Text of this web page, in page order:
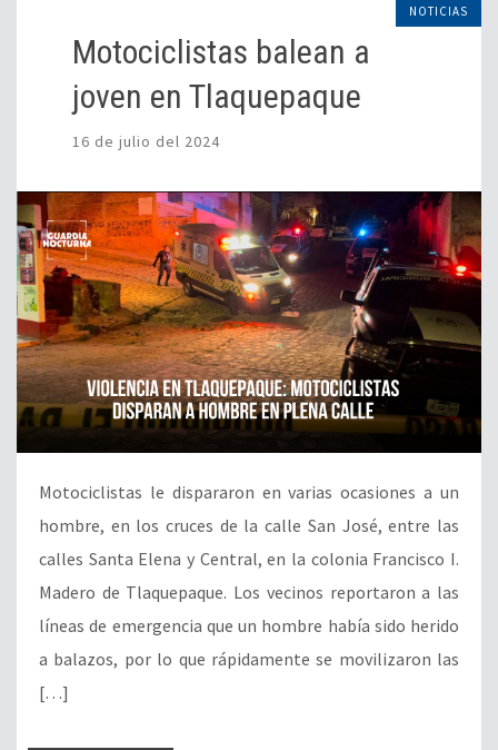
NOTICIAS
Motociclistas balean a
joven en Tlaquepaque
16 de julio del 2024
Motociclistas le dispararon en varias ocasiones a un
hombre, en los cruces de la calle San José, entre las
calles Santa Elena y Central, en la colonia Francisco I.
Madero de Tlaquepaque. Los vecinos reportaron a las
líneas de emergencia que un hombre había sido herido
a balazos, por lo que rápidamente se movilizaron las
[…]